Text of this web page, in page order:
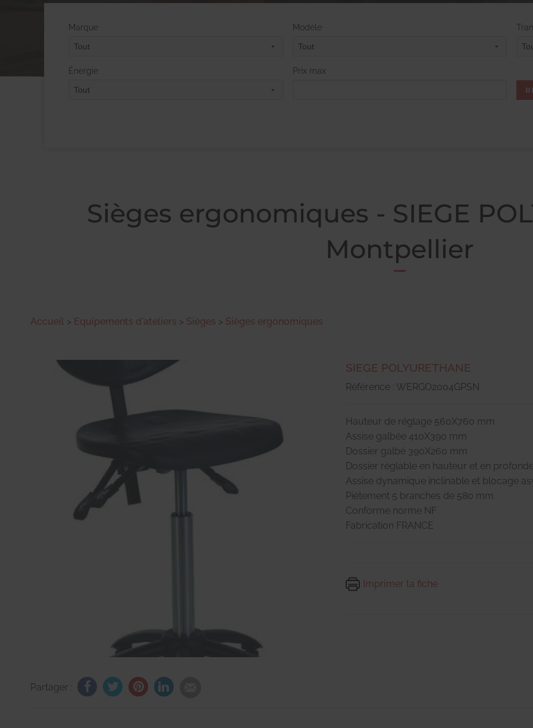
Marque
Énergie
Modèle
Prix max
Sièges ergonomiques - SIEGE
Montpellier
Accueil > Equipements d'ateliers > Sièges > Sièges ergonomiques
SIEGE POLYURETHANE
Référence : WERGO2004GPSN
Hauteur de réglage 560X760 mm
Assise galbée 410X390 mm
Dossier galbé 390X260 mm
Dossier réglable en hauteur et en
Assise dynamique inclinable et blocage
Piétement 5 branches de 580 mm
Conforme norme NF
Fabrication FRANCE
Imprimer la fiche
Partager :